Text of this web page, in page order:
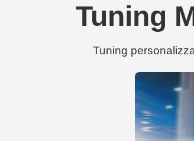
Tuning
Tuning